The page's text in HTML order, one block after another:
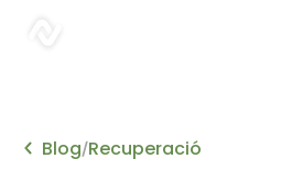
Blog/Recuperació